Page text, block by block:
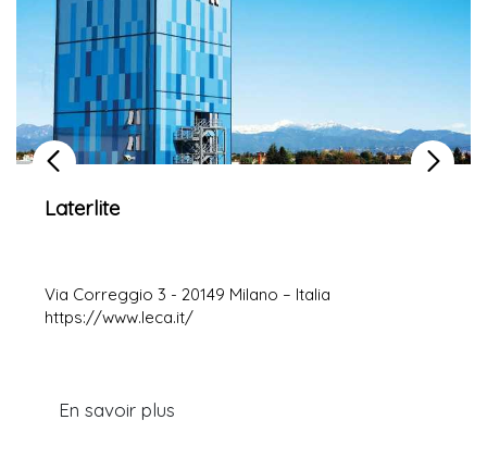
Laterlite
Via Correggio 3 - 20149 Milano – Italia
https://www.leca.it/
En savoir plus